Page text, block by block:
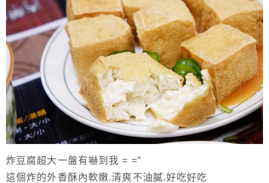
炸豆腐超大一盤有嚇到我 = =”
這個炸的外香酥內軟嫩.清爽不油膩.好吃好吃